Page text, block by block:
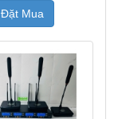
Đặt Mua